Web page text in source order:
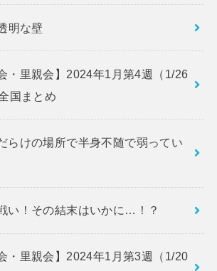
明な壁
・里親会】2024年1月第4週（1/26
国まとめ
らけの場所で半身不随で弱ってい
い！その結末はいかに…！？
・里親会】2024年1月第3週（1/20